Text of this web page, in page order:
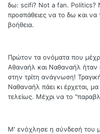
δω: scifi? Νot a fan. Politics?
προσπάθειες να το δω και
βοήθεια.
Πρώτον τα ονόματα που
Αθαναήλ και Ναθαναήλ
στην τρίτη ανάγνωση!
Ναθαναήλ πάει κι έρχεται,
τελείως. Μέχρι να το
Μ' ενόχλησε η σύνδεσή του